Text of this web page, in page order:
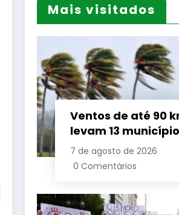
Mais visitados
Ventos de até 90
levam 13
a suspender aulas
sexta-feira
7 de agosto de 2026
0 Comentários